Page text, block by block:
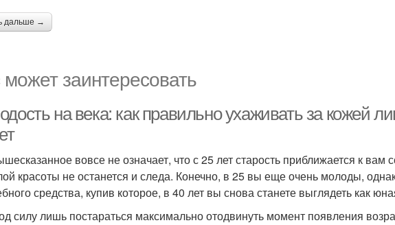
дальше →
заинтересовать
на века: как правильно ухаживать за кожей
вовсе не означает, что с 25 лет старость приближается к
красоты не останется и следа. Конечно, в 25 вы еще очень молоды,
средства, купив которое, в 40 лет вы снова станете выглядеть как
силу лишь постараться максимально отодвинуть момент появления